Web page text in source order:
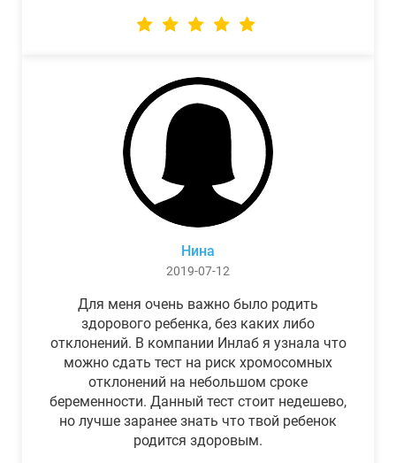
Нина
2019-07-12
Для меня очень важно было родить
здорового ребенка, без каких либо
отклонений. В компании Инлаб я узнала что
можно сдать тест на риск хромосомных
отклонений на небольшом сроке
беременности. Данный тест стоит недешево,
но лучше заранее знать что твой ребенок
родится здоровым.